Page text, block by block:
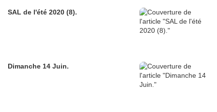
SAL de l'été 2020 (8).
Dimanche 14 Juin.